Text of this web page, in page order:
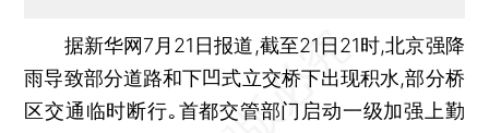
据新华网7月21日报道,截至21日21时,北京强降
雨导致部分道路和下凹式立交桥下出现积水,部分桥
区交通临时断行｡首都交管部门启动一级加强上勤